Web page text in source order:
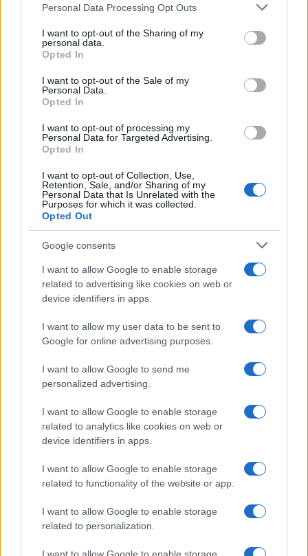
This information may also be disclosed by us to third parties
disclose it to other third parties.
Please note that this website/app uses one or more Google
services and may gather and store information including but
not limited to your visit or usage behaviour. You may click to
grant or deny consent to Google and its third-party tags to
consent section.
Personal Data Processing Opt Outs
I want to opt-out of the Sharing of my
personal data.
Opted In
I want to opt-out of the Sale of my
Personal Data.
Opted In
I want to opt-out of processing my
Personal Data for Targeted Advertising.
Opted In
I want to opt-out of Collection, Use,
Retention, Sale, and/or Sharing of my
Personal Data that Is Unrelated with the
Purposes for which it was collected.
Opted Out
Google consents
I want to allow Google to enable storage
related to advertising like cookies on web or
device identifiers in apps.
I want to allow my user data to be sent to
Google for online advertising purposes.
I want to allow Google to send me
personalized advertising.
I want to allow Google to enable storage
related to analytics like cookies on web or
device identifiers in apps.
I want to allow Google to enable storage
related to functionality of the website or app.
I want to allow Google to enable storage
related to personalization.
FRASI
Frasi celebri
Frasi da condividere
Poesie
FILM
Frasi dei film
Frasi film più lette
Incipit dei film
Film più cercati
Frasi sul cinema
SERVIZI
Mappa del sito
Cookie Policy
Frasi suddivise per tema
Indice degli autori